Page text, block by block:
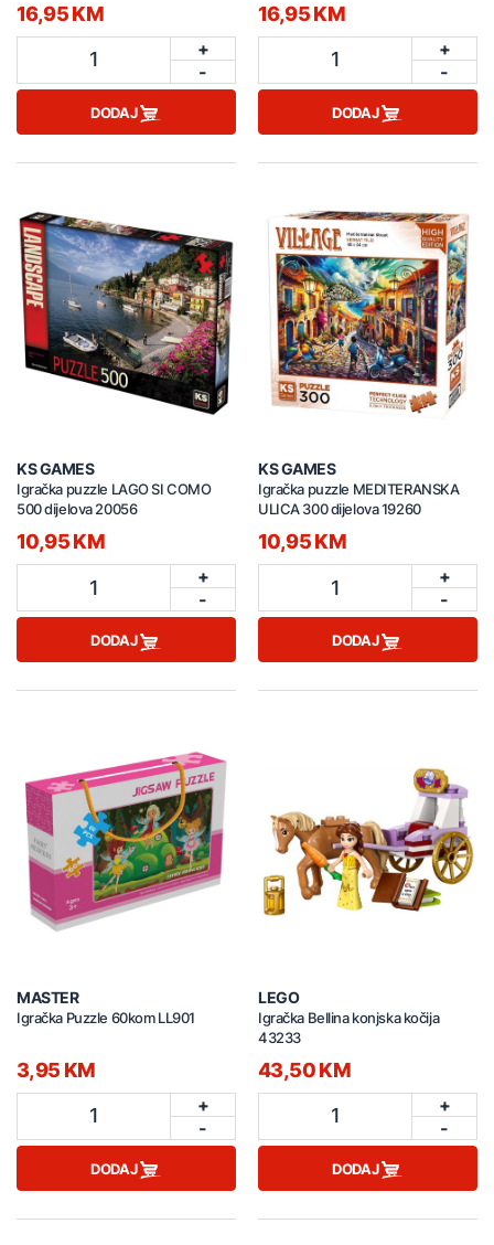
16,95 KM
1
+
-
DODAJ
16,95 KM
1
+
-
DODAJ
KS GAMES
Igračka puzzle LAGO SI COMO
500 dijelova 20056
10,95 KM
1
+
-
DODAJ
KS GAMES
Igračka puzzle MEDITERANSKA
ULICA 300 dijelova 19260
10,95 KM
1
+
-
DODAJ
MASTER
Igračka Puzzle 60kom LL901
3,95 KM
1
+
-
DODAJ
LEGO
Igračka Bellina konjska kočija
43233
43,50 KM
1
+
-
DODAJ